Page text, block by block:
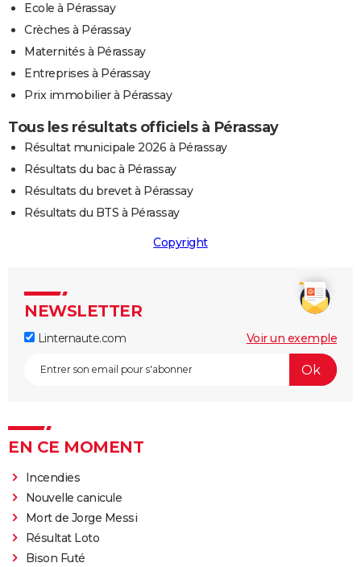
Ecole à Pérassay
Crèches à Pérassay
Maternités à Pérassay
Entreprises à Pérassay
Prix immobilier à Pérassay
Tous les résultats officiels à Pérassay
Résultat municipale 2026 à Pérassay
Résultats du bac à Pérassay
Résultats du brevet à Pérassay
Résultats du BTS à Pérassay
Copyright
NEWSLETTER
Linternaute.com Voir un exemple
EN CE MOMENT
Incendies
Nouvelle canicule
Mort de Jorge Messi
Résultat Loto
Bison Futé